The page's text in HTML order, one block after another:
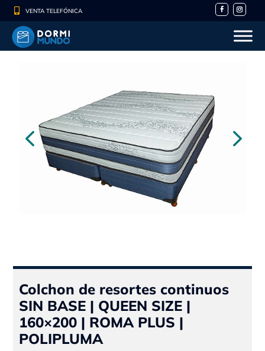
 VENTA TELEFÓNICA
Colchon de resortes continuos
SIN BASE | QUEEN SIZE |
160×200 | ROMA PLUS |
POLIPLUMA